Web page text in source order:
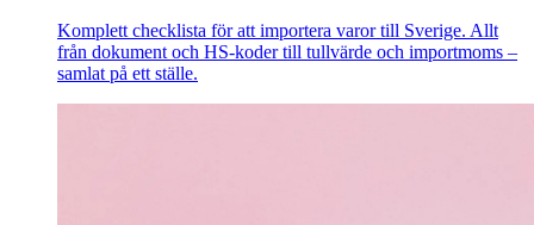
Komplett checklista för att importera varor till Sverige. Allt
från dokument och HS-koder till tullvärde och importmoms –
samlat på ett ställe.